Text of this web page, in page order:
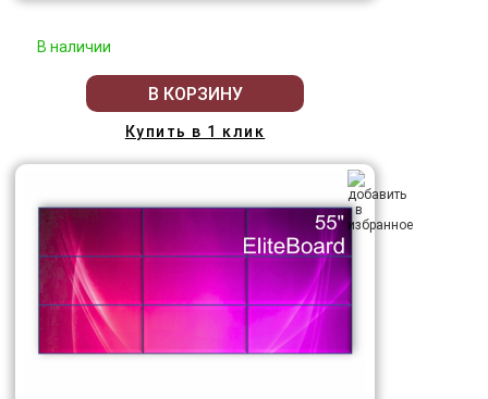
В наличии
В КОРЗИНУ
Купить в 1 клик